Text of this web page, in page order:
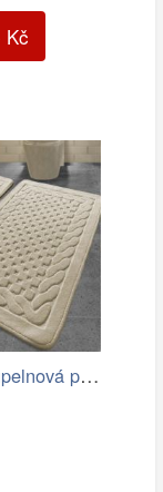
Kč
SADA 2x Koupelnová předložka BAMBI 60…